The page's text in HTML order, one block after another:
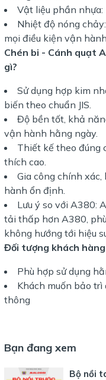
Vật liệu phần
Nhiệt độ nóng
mọi điều kiện vận hành
Chén bi - Cánh quạt
gì?
Sử dụng hợp kim
biến theo chuẩn JIS.
Độ bền tốt, khả
vận hành hằng ngày.
Thiết kế theo đúng
thích cao.
Gia công chính
hành ổn định.
Lưu ý so với A380:
tải thấp hơn A380,
không hướng tới hiệu
Đối tượng khách
Phù hợp sử dụng
Khách muốn bảo
thông
Bạn đang xem
Bộ nồi